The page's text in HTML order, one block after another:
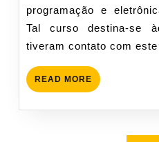
programação e
Tal curso destina-se
tiveram contato com
READ MORE READ
MORE